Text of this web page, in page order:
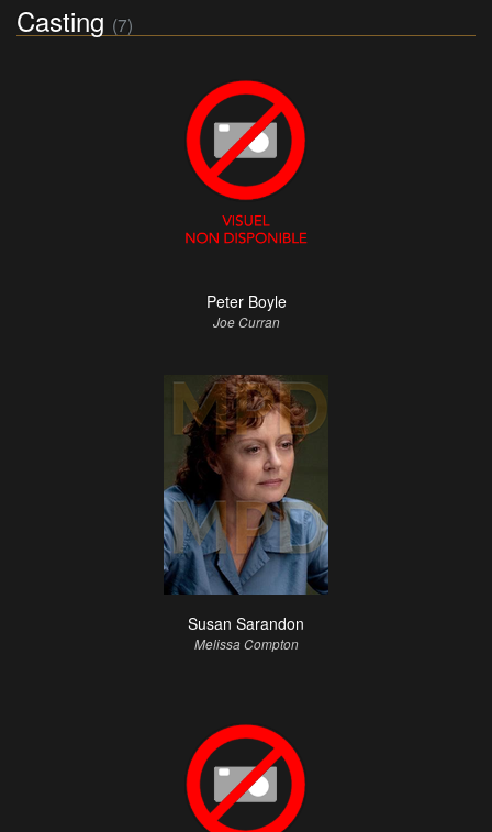
Casting (7)
Peter Boyle
Joe Curran
Susan Sarandon
Melissa Compton